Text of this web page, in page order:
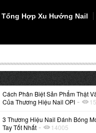
Tổng Hợp Xu Hướng Nail
Cách Phân Biệt Sản Phẩm Thật
Của Thương Hiệu Nail OPI -
3 Thương Hiệu Nail Đánh Bóng
Tay Tốt Nhất- 14005